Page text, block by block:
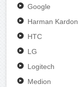
Google
Harman Kardon
HTC
LG
Logitech
Medion